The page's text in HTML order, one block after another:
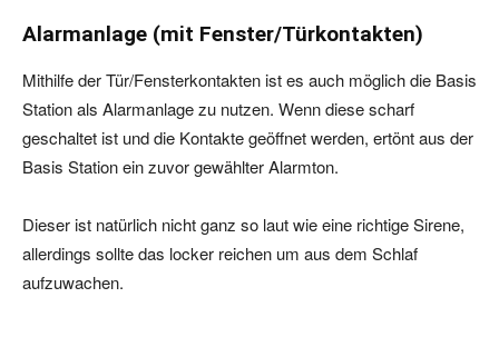
Alarmanlage (mit Fenster/Türkontakten)
Mithilfe der Tür/Fensterkontakten ist es auch möglich die Basis
Station als Alarmanlage zu nutzen. Wenn diese scharf
geschaltet ist und die Kontakte geöffnet werden, ertönt aus der
Basis Station ein zuvor gewählter Alarmton.
Dieser ist natürlich nicht ganz so laut wie eine richtige Sirene,
allerdings sollte das locker reichen um aus dem Schlaf
aufzuwachen.